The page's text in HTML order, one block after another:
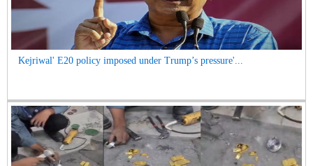
Kejriwal' E20 policy imposed under Trump’s pressure'...